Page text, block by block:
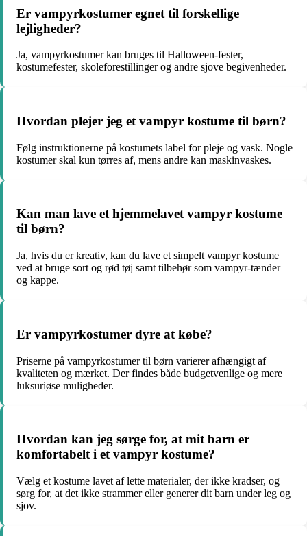
Er vampyrkostumer egnet til forskellige
lejligheder?
Ja, vampyrkostumer kan bruges til Halloween-fester,
kostumefester, skoleforestillinger og andre sjove begivenheder.
Hvordan plejer jeg et vampyr kostume til børn?
Følg instruktionerne på kostumets label for pleje og vask. Nogle
kostumer skal kun tørres af, mens andre kan maskinvaskes.
Kan man lave et hjemmelavet vampyr kostume
til børn?
Ja, hvis du er kreativ, kan du lave et simpelt vampyr kostume
ved at bruge sort og rød tøj samt tilbehør som vampyr-tænder
og kappe.
Er vampyrkostumer dyre at købe?
Priserne på vampyrkostumer til børn varierer afhængigt af
kvaliteten og mærket. Der findes både budgetvenlige og mere
luksuriøse muligheder.
Hvordan kan jeg sørge for, at mit barn er
komfortabelt i et vampyr kostume?
Vælg et kostume lavet af lette materialer, der ikke kradser, og
sørg for, at det ikke strammer eller generer dit barn under leg og
sjov.